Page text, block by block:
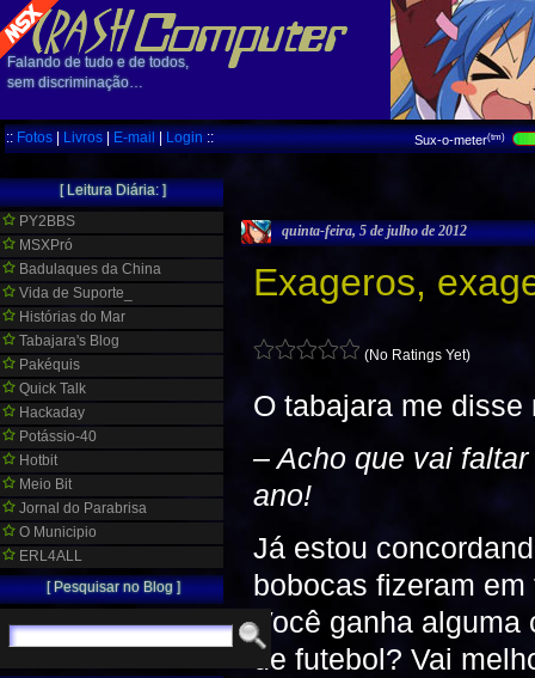
Falando de tudo e de todos,
sem discriminação…
::Fotos|Livros|E-mail|Login:: Sux-o-meter(tm)
quinta-feira, 5 de julho de 2012
Exageros,
(No Ratings Yet)
O tabajara me
– Acho que vai
ano!
Já estou
bobocas fizeram
Você ganha alguma
de futebol? Vai
[ Leitura Diária: ]
PY2BBS
MSXPró
Badulaques da China
Vida de Suporte_
Histórias do Mar
Tabajara's Blog
Pakéquis
Quick Talk
Hackaday
Potássio-40
Hotbit
Meio Bit
Jornal do Parabrisa
O Municipio
ERL4ALL
[ Pesquisar no Blog ]